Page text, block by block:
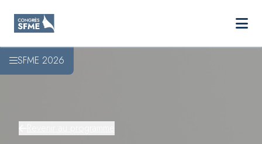
SFME
SFME 2026